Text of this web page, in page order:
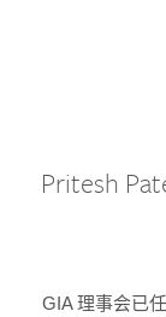
Pritesh
GIA 理事会已